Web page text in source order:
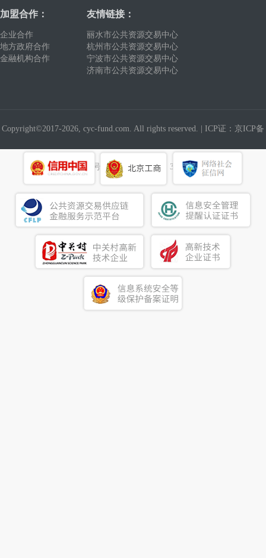
加盟合作：
企业合作
地方政府合作
金融机构合作
友情链接：
丽水市公共资源交易中心
杭州市公共资源交易中心
宁波市公共资源交易中心
济南市公共资源交易中心
Copyright©2017-2026, cyc-fund.com. All rights reserved. | ICP证：京ICP备
19016327号 建议使用浏览器：360浏览器